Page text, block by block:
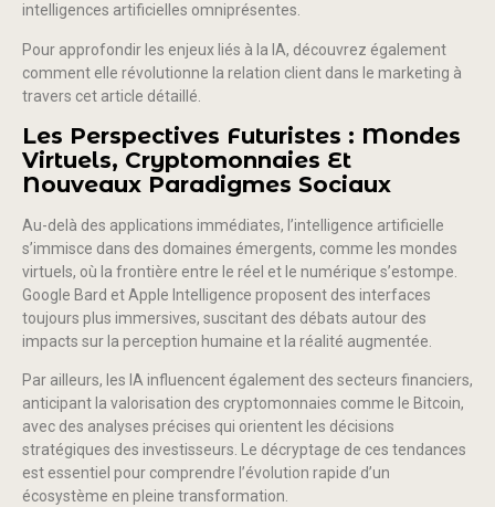
intelligences artificielles omniprésentes.
Pour approfondir les enjeux liés à la IA, découvrez également
comment elle révolutionne la relation client dans le marketing à
travers cet article détaillé.
Les Perspectives Futuristes : Mondes
Virtuels, Cryptomonnaies Et
Nouveaux Paradigmes Sociaux
Au-delà des applications immédiates, l’intelligence artificielle
s’immisce dans des domaines émergents, comme les mondes
virtuels, où la frontière entre le réel et le numérique s’estompe.
Google Bard et Apple Intelligence proposent des interfaces
toujours plus immersives, suscitant des débats autour des
impacts sur la perception humaine et la réalité augmentée.
Par ailleurs, les IA influencent également des secteurs financiers,
anticipant la valorisation des cryptomonnaies comme le Bitcoin,
avec des analyses précises qui orientent les décisions
stratégiques des investisseurs. Le décryptage de ces tendances
est essentiel pour comprendre l’évolution rapide d’un
écosystème en pleine transformation.